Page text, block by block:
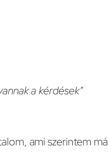
a kérdések”
ami szerintem